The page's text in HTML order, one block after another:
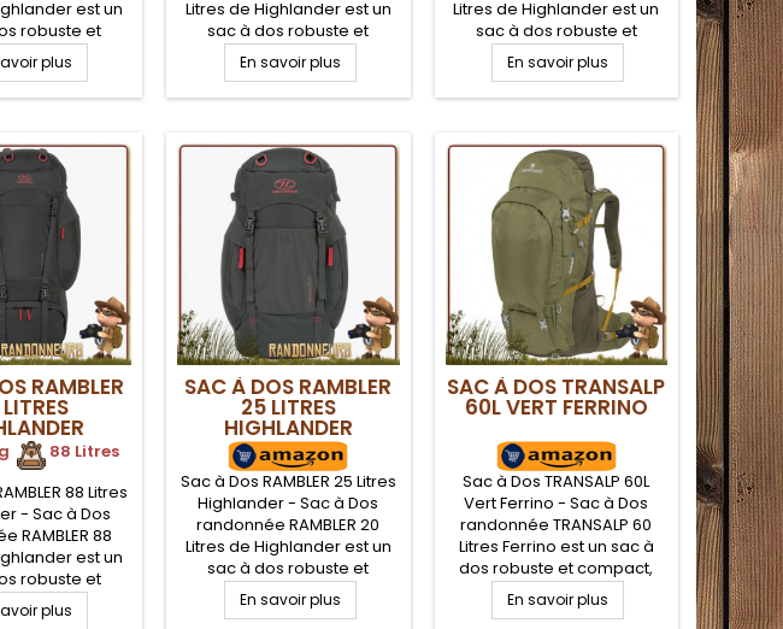
est un
robuste et
apprécié par
De volume
Litres, le sac à
avec son
XTP 600D
PVC
plus
Litres de Highlander est un
sac à dos robuste et
compact, très apprécié par
les randonneurs. De volume
utile de 33 Litres, le sac à
imperméable avec son
tissu robuste XTP 600D
polyester enduction PVC
En savoir plus
Litres de Highlander est un
sac à dos robuste et
compact, très apprécié par
les randonneurs. De volume
utile de 44 Litres, le sac à
imperméable avec son
tissu robuste XTP 600D
polyester enduction PVC
En savoir plus
RAMBLER
88 Litres
88 Litres
- Sac à Dos
RAMBLER 88
est un
robuste et
apprécié par
De volume
plus
SAC À DOS RAMBLER
25 LITRES
HIGHLANDER
Sac à Dos RAMBLER 25 Litres
Highlander - Sac à Dos
randonnée RAMBLER 20
Litres de Highlander est un
sac à dos robuste et
compact, très apprécié par
les randonneurs. De volume
En savoir plus
SAC À DOS TRANSALP
60L VERT FERRINO
Sac à Dos TRANSALP 60L
Vert Ferrino - Sac à Dos
randonnée TRANSALP 60
Litres Ferrino est un sac à
dos robuste et compact,
très apprécié par les
randonneurs. Fiable, ultra-
En savoir plus